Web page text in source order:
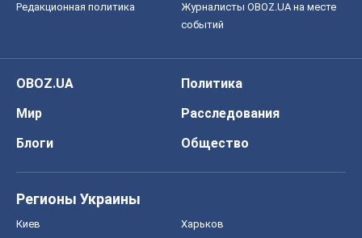
Редакционная политика
Журналисты OBOZ.UA на месте
событий
OBOZ.UA
Политика
Мир
Расследования
Блоги
Общество
Регионы Украины
Киев Харьков